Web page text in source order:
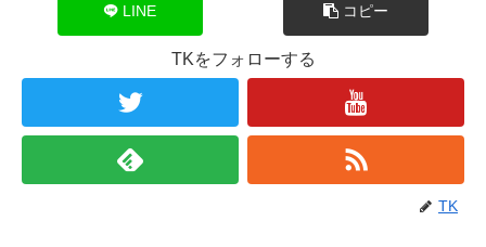
LINE コピー
TKをフォローする
TK